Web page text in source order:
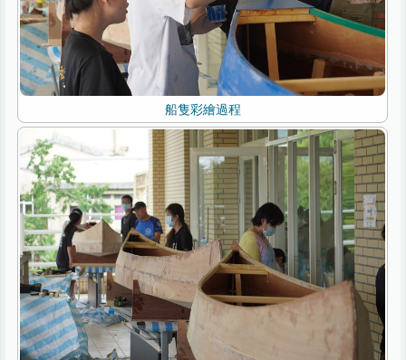
船隻彩繪過程